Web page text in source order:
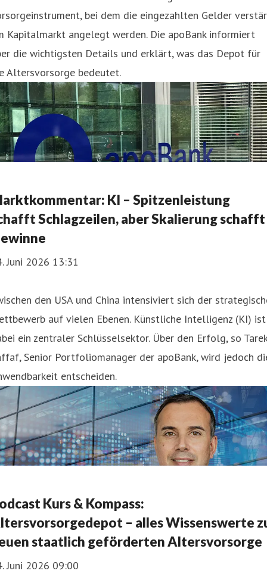
bei dem die eingezahlten Gelder
Kapitalmarkt angelegt werden. Die apoBank informiert
die wichtigsten Details und erklärt, was das Depot für
Altersvorsorge bedeutet.
KI – Spitzenleistung
Schlagzeilen, aber Skalierung schafft
Juni 2026 13:31
den USA und China intensiviert sich der
auf vielen Ebenen. Künstliche Intelligenz (KI) ist
ein zentraler Schlüsselsektor. Über den Erfolg, so Tarek
Senior Portfoliomanager der apoBank, wird jedoch
entscheiden.
Kurs & Kompass:
– alles Wissenswerte
staatlich geförderten Altersvorsorge
Juni 2026 09:00